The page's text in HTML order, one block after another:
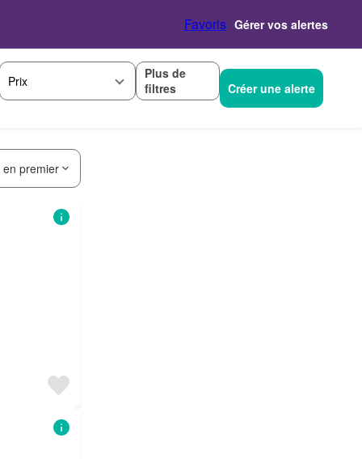
Favoris Gérer vos alertes
Prix
Plus de
filtres
Créer une alerte
premier